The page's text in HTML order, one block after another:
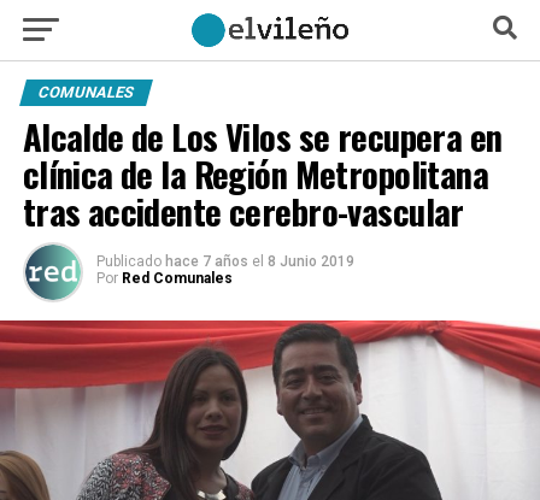
COMUNALES
Alcalde de Los Vilos se recupera en
clínica de la Región Metropolitana
tras accidente cerebro-vascular
Publicado hace 7 años el 8 Junio 2019
Por Red Comunales